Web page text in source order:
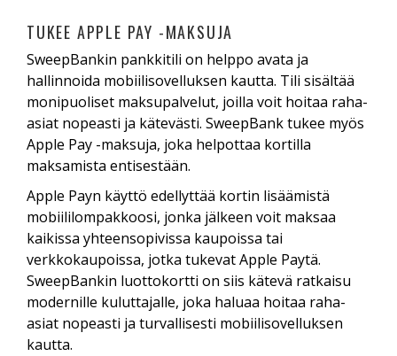
TUKEE APPLE PAY -MAKSUJA
SweepBankin pankkitili on helppo avata ja
hallinnoida mobiilisovelluksen kautta. Tili sisältää
monipuoliset maksupalvelut, joilla voit hoitaa raha-
asiat nopeasti ja kätevästi. SweepBank tukee myös
Apple Pay -maksuja, joka helpottaa kortilla
maksamista entisestään.
Apple Payn käyttö edellyttää kortin lisäämistä
mobiililompakkoosi, jonka jälkeen voit maksaa
kaikissa yhteensopivissa kaupoissa tai
verkkokaupoissa, jotka tukevat Apple Paytä.
SweepBankin luottokortti on siis kätevä ratkaisu
modernille kuluttajalle, joka haluaa hoitaa raha-
asiat nopeasti ja turvallisesti mobiilisovelluksen
kautta.